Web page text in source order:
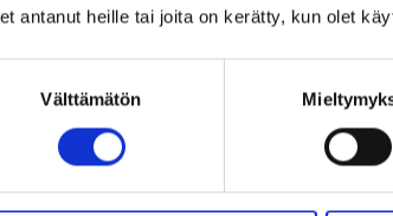
antanut heille tai joita on kerätty, kun olet
Välttämätön
Skulle du vilja